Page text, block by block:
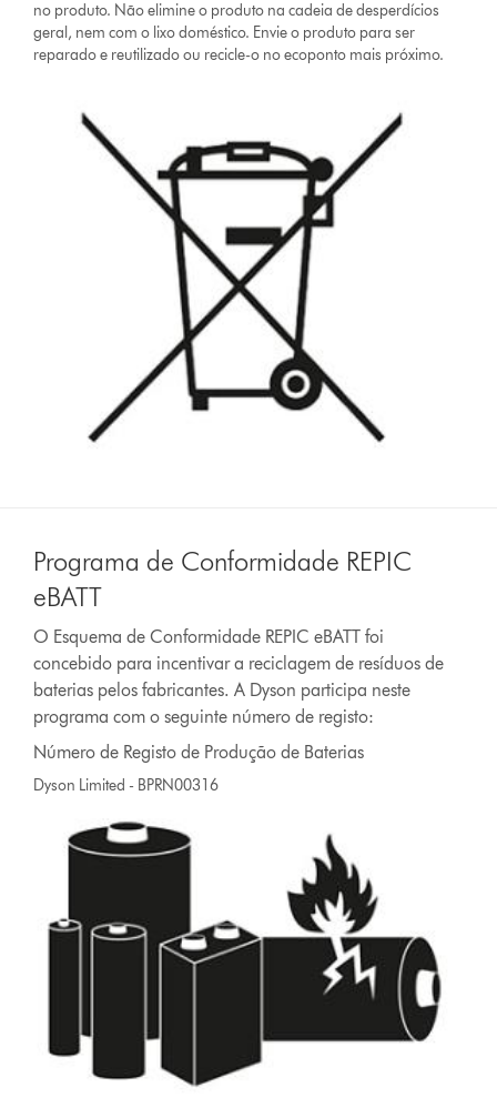
no produto. Não elimine o produto na cadeia de desperdícios
geral, nem com o lixo doméstico. Envie o produto para ser
reparado e reutilizado ou recicle-o no ecoponto mais próximo.
Programa de Conformidade REPIC
eBATT
O Esquema de Conformidade REPIC eBATT foi
concebido para incentivar a reciclagem de resíduos de
baterias pelos fabricantes. A Dyson participa neste
programa com o seguinte número de registo:
Número de Registo de Produção de Baterias
Dyson Limited - BPRN00316